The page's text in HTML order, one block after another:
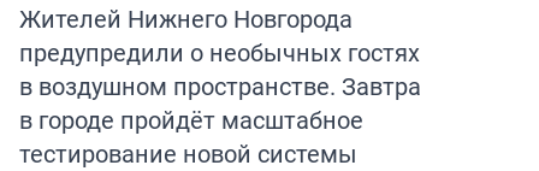
Жителей Нижнего Новгорода
предупредили о необычных гостях
в воздушном пространстве. Завтра
в городе пройдёт масштабное
тестирование новой системы